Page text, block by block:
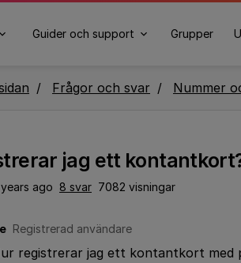
Guider och support Grupper
Frågor och svar Nummer
jag ett
ago 8 svar 7082 visningar
Registrerad användare
registrerar jag ett kontantkort med